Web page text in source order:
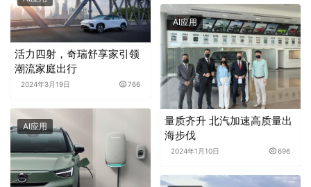
活力四射，奇瑞舒享家引领
潮流家庭出行
2024年3月19日 766
AI应用
量质齐升 北汽加速高质量出
海步伐
2024年1月10日 696
AI应用